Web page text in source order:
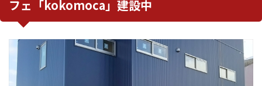
フェ「kokomoca」建設中